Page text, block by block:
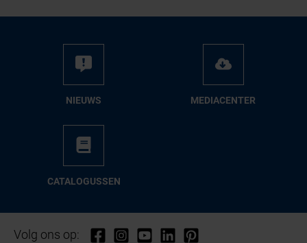
NIEUWS ME­DIA­CEN­TER
CA­TA­LO­GUS­SEN
Volg ons op: